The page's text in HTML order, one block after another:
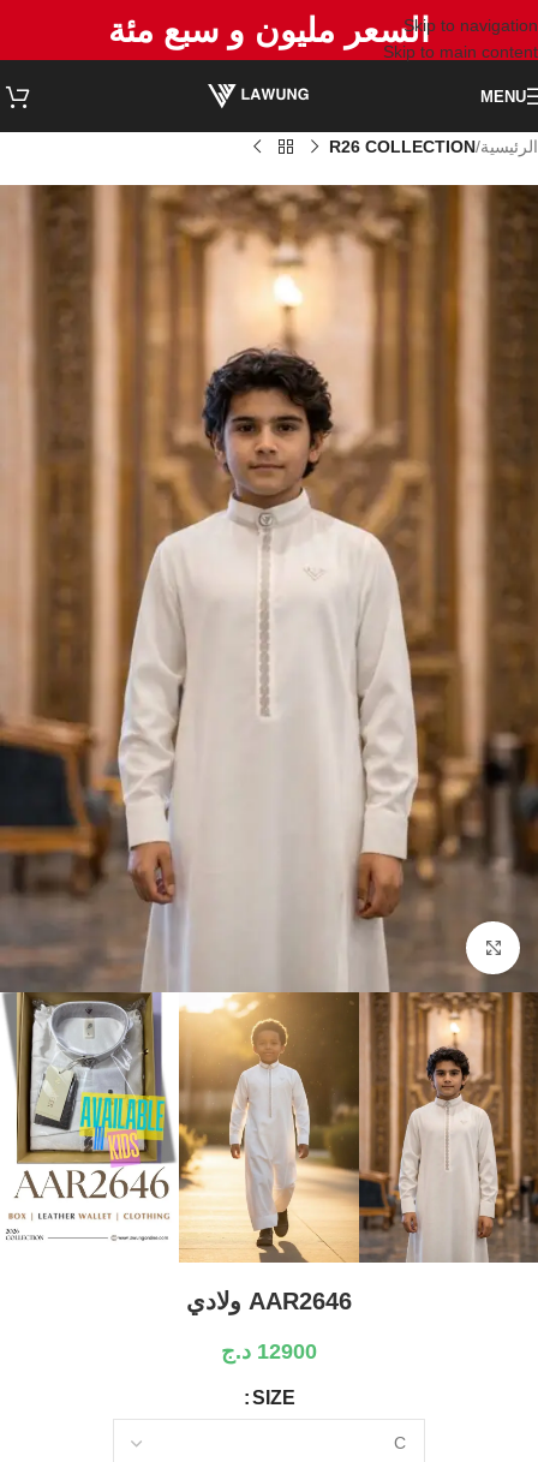
Skip to navigation
Skip to main content
السعر مليون و سبع مئة
MENU
الرئيسية R26 COLLECTION
Click to enlarge
AAR2646 ولادي
12900 د.ج
SIZE